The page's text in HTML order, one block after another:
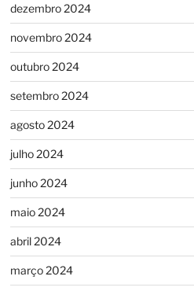
dezembro 2024
novembro 2024
outubro 2024
setembro 2024
agosto 2024
julho 2024
junho 2024
maio 2024
abril 2024
março 2024